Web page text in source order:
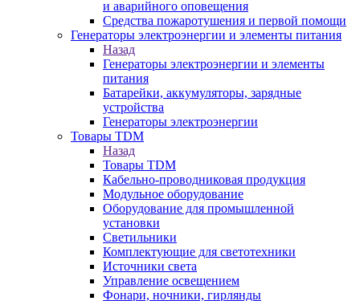
и аварийного оповещения
Средства пожаротушения и первой помощи
Генераторы электроэнергии и элементы питания
Назад
Генераторы электроэнергии и элементы
питания
Батарейки, аккумуляторы, зарядные
устройства
Генераторы электроэнергии
Товары TDM
Назад
Товары TDM
Кабельно-проводниковая продукция
Модульное оборудование
Оборудование для промышленной
установки
Светильники
Комплектующие для светотехники
Источники света
Управление освещением
Фонари, ночники, гирлянды